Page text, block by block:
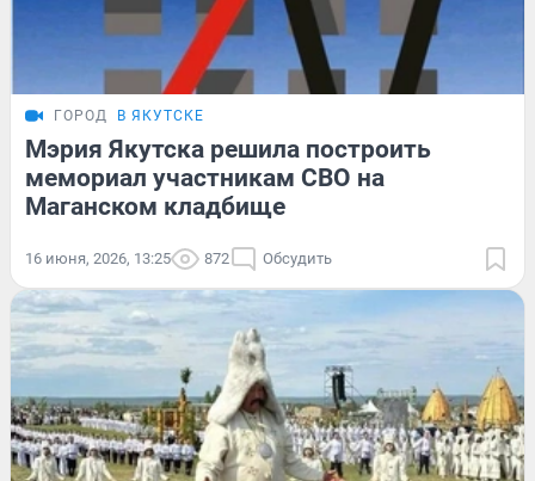
ГОРОД В ЯКУТСКЕ
Мэрия Якутска решила построить
мемориал участникам СВО на
Маганском кладбище
16 июня, 2026, 13:25 872 Обсудить